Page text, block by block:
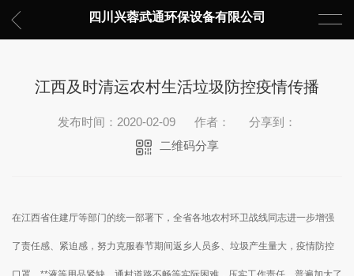
四川兴蓉武通环保设备有限公司
江西及时清运农村生活垃圾防控疫情传播
发布时间：2020-02-09 作者：
分享到：
二维码分享
在江西省住建厅等部门的统一部署下，全省各地农村环卫战线同志进一步增强
了责任感、紧迫感，努力克服春节期间返乡人员多、垃圾产生量大，疫情防控